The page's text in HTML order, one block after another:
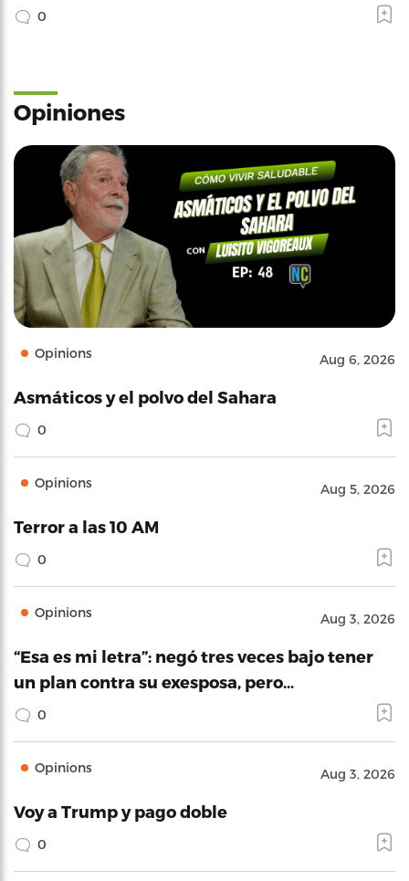
0
Opiniones
Opinions Aug 6, 2026
Asmáticos y el polvo del Sahara
0
Opinions Aug 5, 2026
Terror a las 10 AM
0
Opinions Aug 3, 2026
“Esa es mi letra”: negó tres veces bajo tener
un plan contra su exesposa, pero…
0
Opinions Aug 3, 2026
Voy a Trump y pago doble
0